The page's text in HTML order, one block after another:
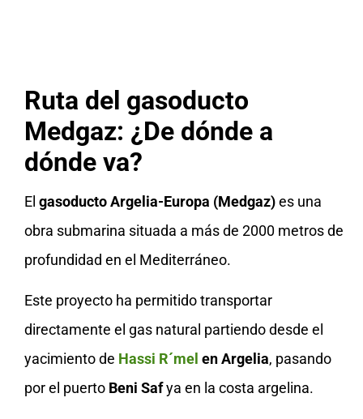
Ruta del gasoducto
Medgaz: ¿De dónde a
dónde va?
El gasoducto Argelia-Europa (Medgaz)es una
obra submarina situada a más de 2000 metros de
profundidad en el Mediterráneo.
Este proyecto ha permitido transportar
directamente el gas natural partiendo desde el
yacimiento de Hassi R´mel en Argelia, pasando
por el puerto Beni Safya en la costa argelina.